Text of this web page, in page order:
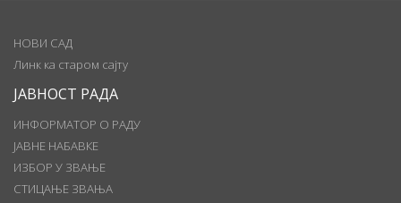
НОВИ САД
Линк ка старом сајту
ЈАВНОСТ РАДА
ИНФОРМАТОР О РАДУ
ЈАВНЕ НАБАВКЕ
ИЗБОР У ЗВАЊЕ
СТИЦАЊЕ ЗВАЊА